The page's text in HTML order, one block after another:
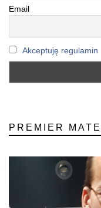
Email
Akceptuję regulamin
PREMIER